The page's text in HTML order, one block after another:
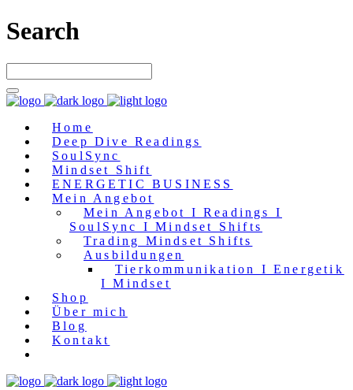
Search
Home
Deep Dive Readings
SoulSync
Mindset Shift
ENERGETIC BUSINESS
Mein Angebot
Mein Angebot I Readings I
SoulSync I Mindset Shifts
Trading Mindset Shifts
Ausbildungen
Tierkommunikation I Energetik
I Mindset
Shop
Über mich
Blog
Kontakt